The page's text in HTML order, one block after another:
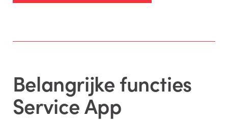
Belangrijke functies
Service App